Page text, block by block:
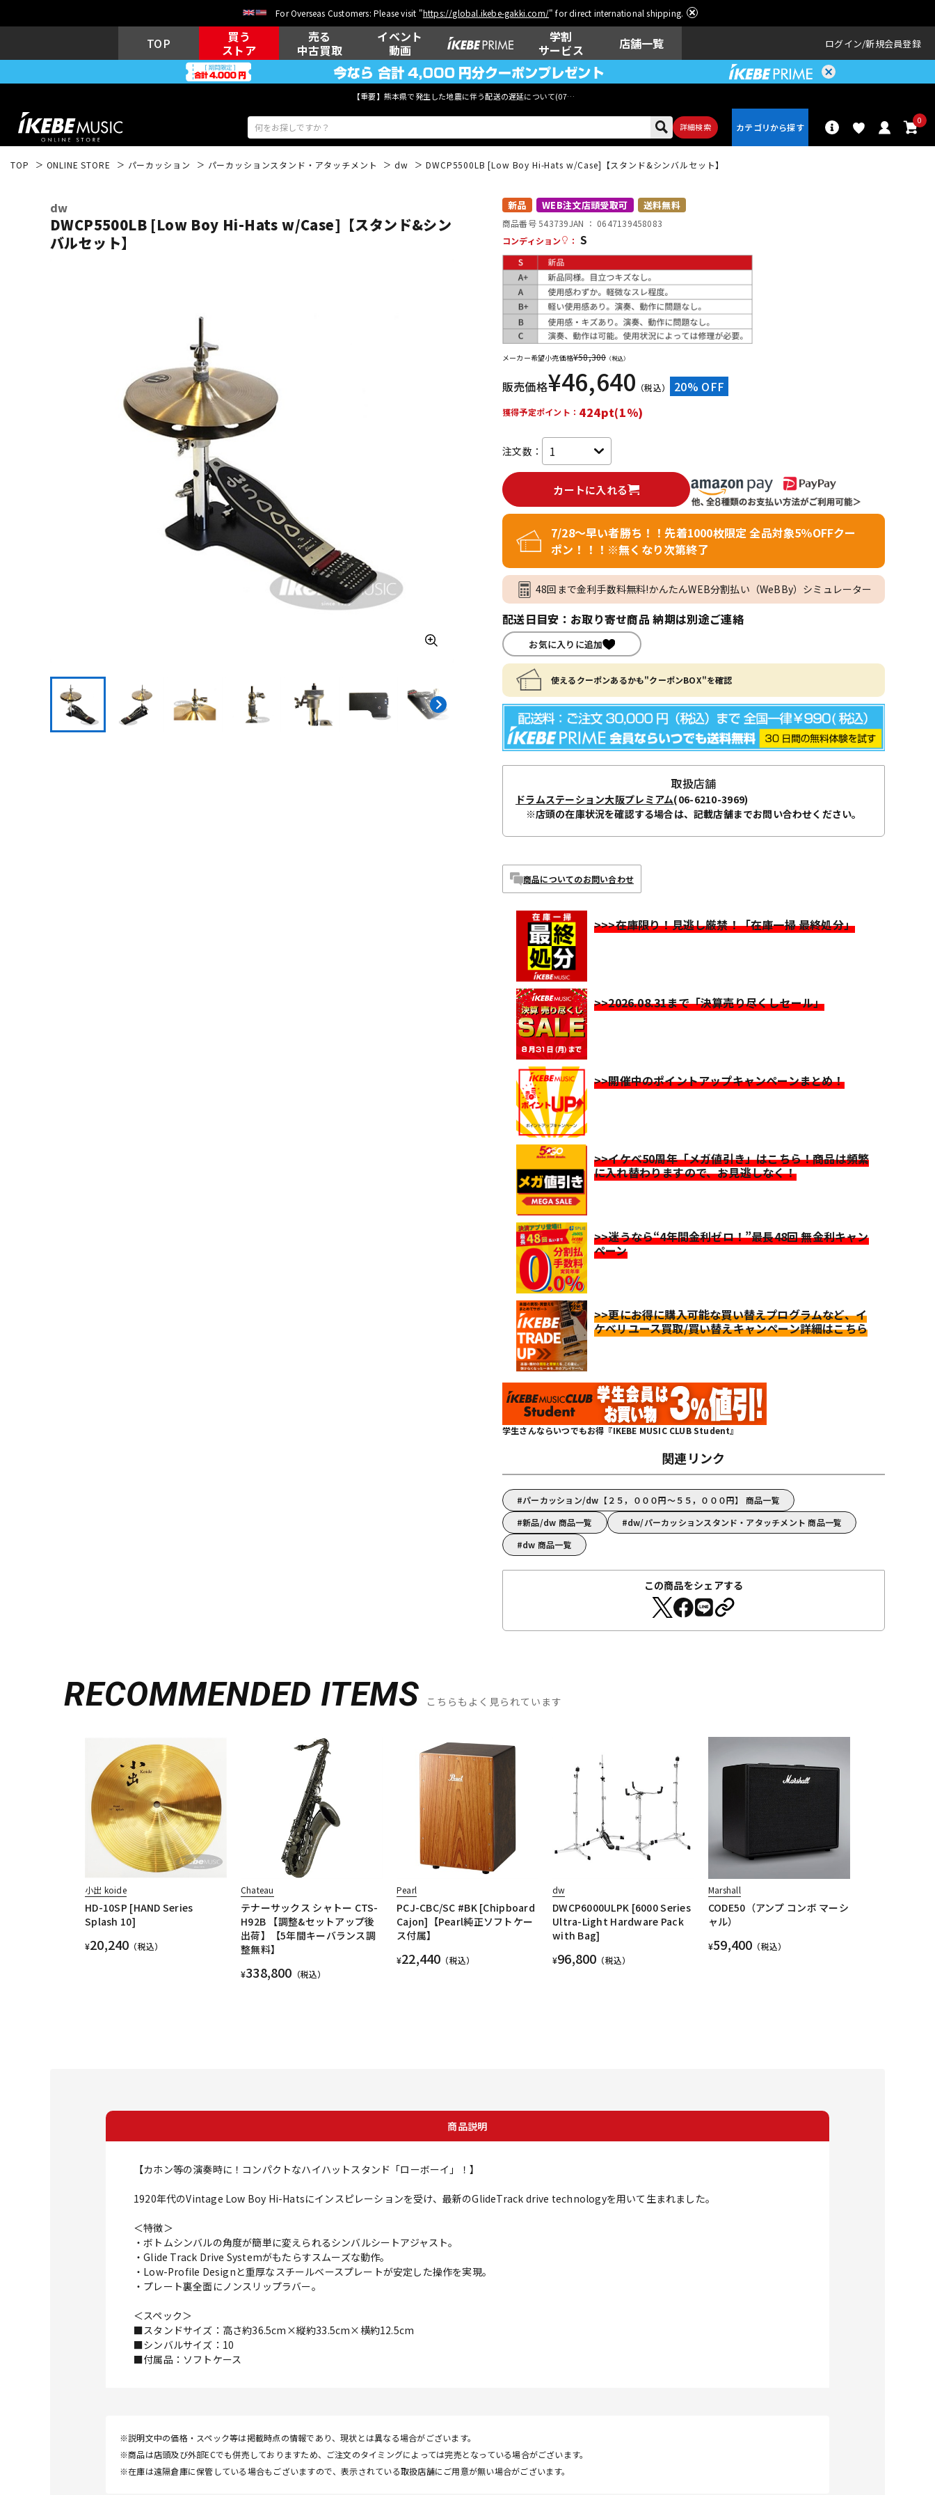
For Overseas Customers: Please visit "https://global.ikebe-gakki.com/" for direct international shipping.
TOP
買う
ストア
売る
中古買取
イベント
動画
学割
サービス
店舗一覧 ログイン 新規会員登録
【重要】熊本県で発生した地震に伴う配送の遅延について(07月29日
詳細検索
0
ウクレレ ドラム
その他楽器
レコーディン
グ機器
配信/ライブ
機器
ヴィンテージ
TOP ONLINE STORE パーカッション パーカッションスタンド・アタッチメント dw DWCP5500LB [Low Boy Hi-Hats w/Case]【スタンド&シンバルセット】
dw
DWCP5500LB [Low Boy Hi-Hats w/Case]【スタンド&シン
バルセット】
新品 WEB注文店頭受取可 送料無料
商品番号 543739JAN ： 0647139458083
コンディション
： S
メーカー希望小売価格¥58,300 （税込）
販売価格¥46,640 （税込） 20% OFF
獲得予定ポイント： 424pt(1%)
注文数：
カートに入れる
7/28～早い者勝ち！！先着1000枚限定 全品対象5％OFFクー
ポン！！！※無くなり次第終了
48回まで金利手数料無料!かんたんWEB分割払い（WeBBy）シミュレーター
配送日目安：お取り寄せ商品 納期は別途ご連絡
お気に入りに追加
使えるクーポンあるかも"クーポンBOX"を確認
取扱店舗
ドラムステーション大阪プレミアム(06-6210-3969)
※店頭の在庫状況を確認する場合は、記載店舗までお問い合わせください。
商品についてのお問い合わせ
>>>在庫限り！見逃し厳禁！「在庫一掃 最終処分」
>>2026.08.31まで「決算売り尽くしセール」
>>開催中のポイントアップキャンペーンまとめ！
>>イケベ50周年「メガ値引き」はこちら！商品は頻繁
に入れ替わりますので、お見逃しなく！
>>迷うなら“4年間金利ゼロ！”最長48回 無金利キャン
ペーン
>>更にお得に購入可能な買い替えプログラムなど、イ
ケベリユース買取/買い替えキャンペーン詳細はこちら
学生さんならいつでもお得『IKEBE MUSIC CLUB Student』
関連リンク
パーカッション/dw【２５，０００円～５５，０００円】 商品一覧
新品/dw 商品一覧
dw/パーカッションスタンド・アタッチメント 商品一覧
dw 商品一覧
この商品をシェアする
RECOMMENDED ITEMS こちらもよく見られています
小出 koide
HD-10SP [HAND Series
Splash 10]
¥20,240 （税込）
Chateau
テナーサックス シャトー CTS-
H92B 【調整&セットアップ後
出荷】【5年間キーバランス調
整無料】
¥338,800 （税込）
Pearl
PCJ-CBC/SC #BK [Chipboard
Cajon]【Pearl純正ソフトケー
ス付属】
¥22,440 （税込）
dw
DWCP6000ULPK [6000 Series
Ultra-Light Hardware Pack
with Bag]
¥96,800 （税込）
Marshall
CODE50（アンプ コンボ マーシ
ャル）
¥59,400 （税込）
商品説明
【カホン等の演奏時に！コンパクトなハイハットスタンド「ローボーイ」！】
1920年代のVintage Low Boy Hi-Hatsにインスピレーションを受け、最新のGlideTrack drive technologyを用いて生まれました。
＜特徴＞
・ボトムシンバルの角度が簡単に変えられるシンバルシートアジャスト。
・Glide Track Drive Systemがもたらすスムーズな動作。
・Low-Profile Designと重厚なスチールベースプレートが安定した操作を実現。
・プレート裏全面にノンスリップラバー。
＜スペック＞
■スタンドサイズ：高さ約36.5cm×縦約33.5cm×横約12.5cm
■シンバルサイズ：10
■付属品：ソフトケース
※説明文中の価格・スペック等は掲載時点の情報であり、現状とは異なる場合がございます。
※商品は店頭及び外部ECでも併売しておりますため、ご注文のタイミングによっては完売となっている場合がございます。
※在庫は遠隔倉庫に保管している場合もございますので、表示されている取扱店舗にご用意が無い場合がございます。